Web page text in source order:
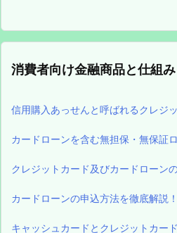
消費者向け金融商品と仕組み
信用購入あっせんと呼ばれるクレジ
カードローンを含む無担保・無保証
クレジットカード及びカードローン
カードローンの申込方法を徹底解説
キャッシュカードとクレジットカー